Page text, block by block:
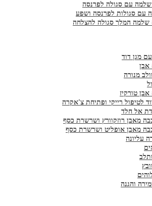
עם סגולה לפרנסה
עם סגולות לפרנסה ושפע
שלמה המלך סגולה להצלחה
מגן דוד
אבן
מנורה
טורקיז
לטיפול רייקי ופתיחת צ'אקרה
אל חלד
מאבן רוזקוורץ ושרשרת כסף
מאבן אופליט ושרשרת כסף
עליונה
והגנה